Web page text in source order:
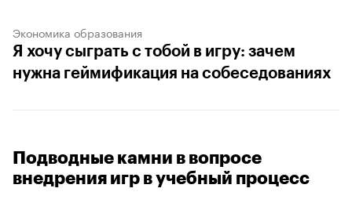
Экономика образования
Я хочу сыграть с тобой в игру: зачем
нужна геймификация на собеседованиях
Подводные камни в вопросе
внедрения игр в учебный процесс